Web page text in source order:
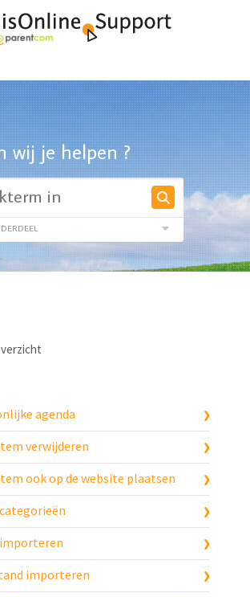
wij je helpen ?
agenda
verwijderen
ook op de website plaatsen
importeren